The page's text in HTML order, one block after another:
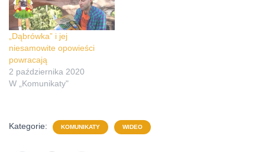
„Dąbrówka” i jej
niesamowite opowieści
powracają
2 października 2020
W „Komunikaty"
Kategorie: KOMUNIKATY WIDEO